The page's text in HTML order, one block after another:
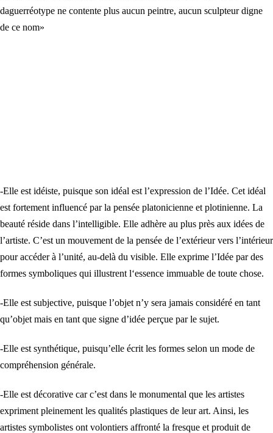
daguerréotype ne contente plus aucun peintre, aucun sculpteur digne
de ce nom»
-Elle est idéiste, puisque son idéal est l’expression de l’Idée. Cet idéal
est fortement influencé par la pensée platonicienne et plotinienne. La
beauté réside dans l’intelligible. Elle adhère au plus près aux idées de
l’artiste. C’est un mouvement de la pensée de l’extérieur vers l’intérieur
pour accéder à l’unité, au-delà du visible. Elle exprime l’Idée par des
formes symboliques qui illustrent l‘essence immuable de toute chose.
-Elle est subjective, puisque l’objet n’y sera jamais considéré en tant
qu’objet mais en tant que signe d’idée perçue par le sujet.
-Elle est synthétique, puisqu’elle écrit les formes selon un mode de
compréhension générale.
-Elle est décorative car c’est dans le monumental que les artistes
expriment pleinement les qualités plastiques de leur art. Ainsi, les
artistes symbolistes ont volontiers affronté la fresque et produit de